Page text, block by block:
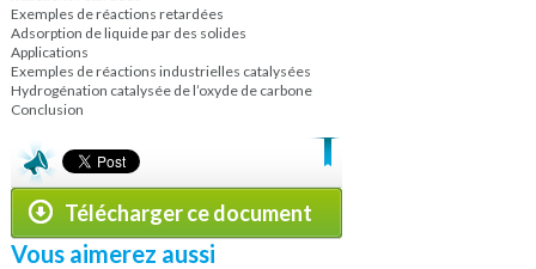
Exemples de réactions retardées
Adsorption de liquide par des solides
Applications
Exemples de réactions industrielles catalysées
Hydrogénation catalysée de l’oxyde de carbone
Conclusion
Télécharger ce document
Vous aimerez aussi